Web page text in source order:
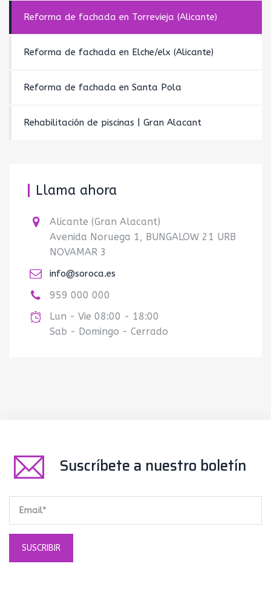
Reforma de fachada en Torrevieja (Alicante)
Reforma de fachada en Elche/elx (Alicante)
Reforma de fachada en Santa Pola
Rehabilitación de piscinas | Gran Alacant
Llama ahora
Alicante (Gran Alacant)
Avenida Noruega 1, BUNGALOW 21 URB
NOVAMAR 3
info@soroca.es
959 000 000
Lun - Vie 08:00 - 18:00
Sab - Domingo - Cerrado
Suscríbete a nuestro boletín